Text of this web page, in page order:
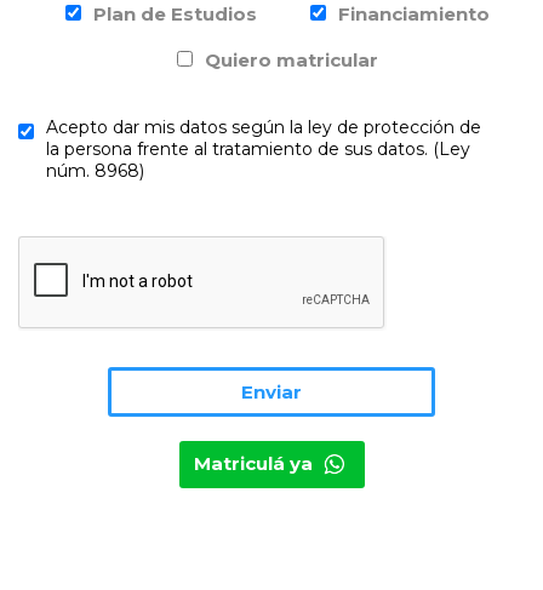
Plan de Estudios
Financiamiento
Quiero matricular
Acepto dar mis datos según la ley de protección de
la persona frente al tratamiento de sus datos. (Ley
núm. 8968)
Matriculá ya